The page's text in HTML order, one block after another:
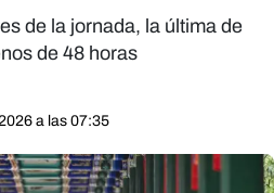
de la jornada, la última de
de 48 horas
a las 07:35